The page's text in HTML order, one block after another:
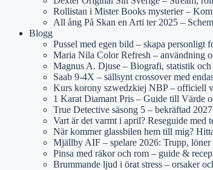
Rollistan i Mister Books mysterier –
All ång På Skan en Arti ter 2025 –
Blogg
Pussel med egen bild – skapa personligt
Maria Nila Color Refresh – användning
Magnus A. Djuse – Biografi, statistik och
Saab 9-4X – sällsynt crossover med
Kurs korony szwedzkiej NBP – officiell
1 Karat Diamant Pris – Guide till Värde
True Detective säsong 5 – bekräftad 2027
Vart är det varmt i april? Reseguide med
När kommer glassbilen hem till mig?
Mjällby AIF – spelare 2026: Trupp, löner
Pinsa med räkor och rom – guide &
Brummande ljud i örat stress – orsaker